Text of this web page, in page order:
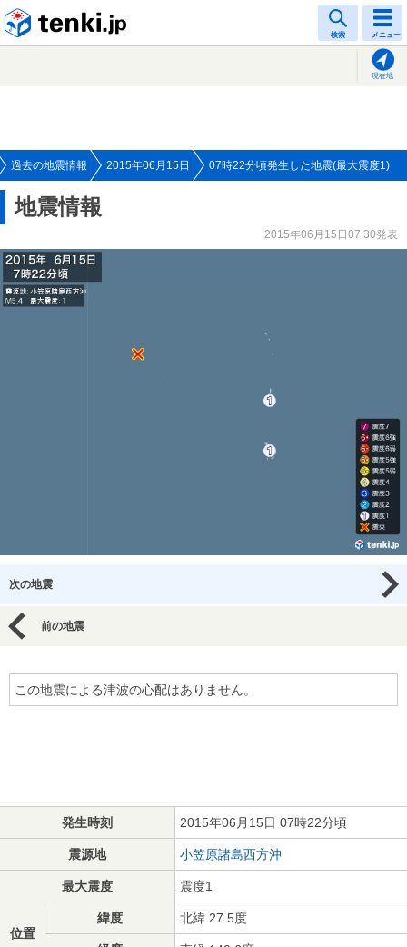
検索 メニュー
現在地
過去の地震情報 2015年06月15日 07時22分頃発生した地震(最大震度1)
地震情報
2015年06月15日07:30発表
次の地震
前の地震
この地震による津波の心配はありません。
発生時刻 2015年06月15日 07時22分頃
震源地 小笠原諸島西方沖
最大震度 震度1
位置
緯度 北緯 27.5度